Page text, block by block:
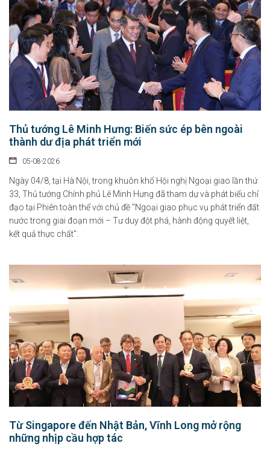
Thủ tướng Lê Minh Hưng: Biến sức ép bên ngoài
thành dư địa phát triển mới
05-08-2026
Ngày 04/8, tại Hà Nội, trong khuôn khổ Hội nghị Ngoại giao lần thứ
33, Thủ tướng Chính phủ Lê Minh Hưng đã tham dự và phát biểu chỉ
đạo tại Phiên toàn thể với chủ đề "Ngoại giao phục vụ phát triển đất
nước trong giai đoạn mới – Tư duy đột phá, hành động quyết liệt,
kết quả thực chất".
Từ Singapore đến Nhật Bản, Vĩnh Long mở rộng
những nhịp cầu hợp tác